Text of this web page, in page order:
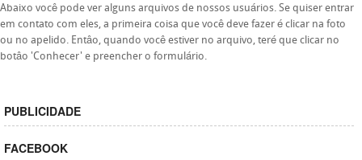
Abaixo você pode ver alguns arquivos de nossos usuários. Se quiser entrar
em contato com eles, a primeira coisa que você deve fazer é clicar na foto
ou no apelido. Entâo, quando você estiver no arquivo, teré que clicar no
botâo 'Conhecer' e preencher o formulário.
PUBLICIDADE
FACEBOOK